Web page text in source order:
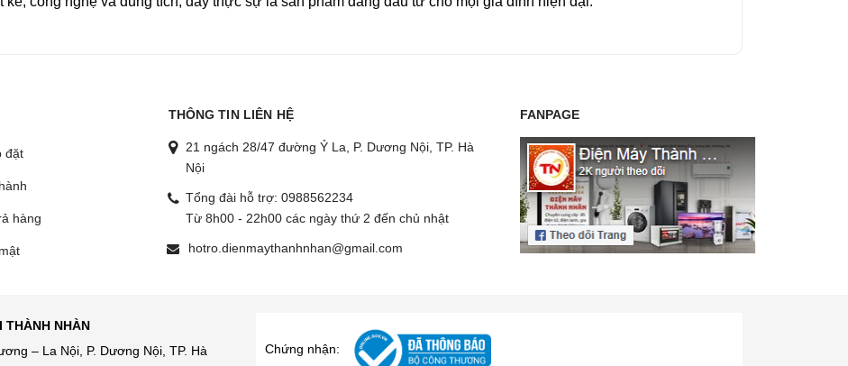
đặt
hàng
THÔNG TIN LIÊN HỆ
21 ngách 28/47 đường Ỷ La, P. Dương Nội, TP. Hà
Nội
Tổng đài hỗ trợ: 0988562234
Từ 8h00 - 22h00 các ngày thứ 2 đến chủ nhật
hotro.dienmaythanhnhan@gmail.com
FANPAGE
THÀNH NHÀN
– La Nội, P. Dương Nội, TP. Hà
Chứng nhận: